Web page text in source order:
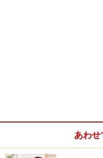
い企業は日本のNTTでし
に14社が日本企業だった
に、多くの日本企業がラ
あわ